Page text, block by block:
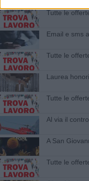
​Tutte le
Email e sms
​Tutte le
Laurea
​Tutte le
Al via il
A San
​Tutte le